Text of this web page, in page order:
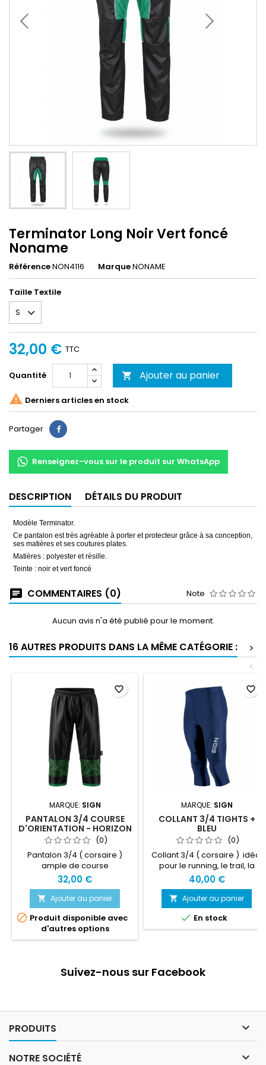
Terminator Long Noir Vert foncé
Noname
RéférenceNON4116 MarqueNONAME
Taille Textile
32,00 € TTC
Quantité  Ajouter au panier
 Derniers articles en stock
Partager Partager
Renseignez-vous sur le produit sur WhatsApp
DESCRIPTION DÉTAILS DU PRODUIT
Modèle Terminator.
Ce pantalon est très agrèable à porter et protecteur grâce à sa conception,
ses matières et ses coutures plates.
Matières : polyester et résille.
Teinte : noir et vert foncé
COMMENTAIRES (0) Note
Aucun avis n'a été publié pour le moment.
16 AUTRES PRODUITS DANS LA MÊME CATÉGORIE :
>
<
MARQUE: SIGN
PANTALON 3/4 COURSE
D'ORIENTATION - HORIZON
- VERT
(0)
Pantalon 3/4 ( corsaire )
ample de course
d'orientation.
32,00 €
 Ajouter au panier
 Produit disponible avec
d'autres options
favorite_border
MARQUE: SIGN
COLLANT 3/4 TIGHTS +
BLEU
(0)
Collant 3/4 ( corsaire ) idéal
pour le running, le trail, la
course d'orientation etc....
40,00 €
 Ajouter au panier
 En stock
favorite_border
Suivez-nous sur Facebook
PRODUITS 
NOTRE SOCIÉTÉ 